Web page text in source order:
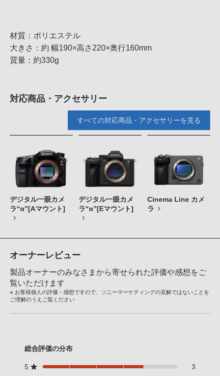
材質：ポリエステル
大きさ：約 幅190×高さ220×奥行160mm
質量：約330g
対応商品・アクセサリー
すべての対応商品・アクセサリーを見る
デジタル一眼カメ
ラ“α”[Aマウント]
デジタル一眼カメ
ラ“α”[Eマウント]
Cinema Line カメ
ラ
オーナーレビュー
製品オーナーのみなさまから寄せられた評価や感想をご
覧いただけます
※ お客様個人の評価・感想ですので、ソニーマーケティングの見解ではないことを
ご理解のうえご覧ください
総合評価の分布
5
3